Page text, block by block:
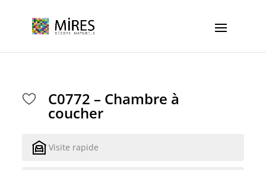
C0772 – Chambre à
coucher
Visite rapide